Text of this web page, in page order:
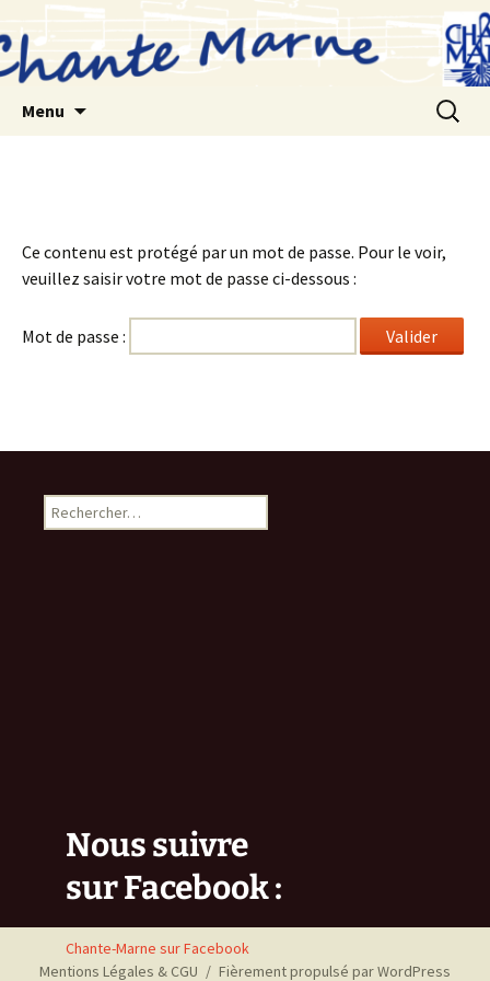
au
contenu
Menu
Ce contenu est protégé par un mot de passe. Pour le voir,
veuillez saisir votre mot de passe ci-dessous :
Mot de passe :
Rechercher :
Nous suivre
sur Facebook :
Chante-Marne sur Facebook
Mentions Légales & CGU
Fièrement propulsé par WordPress